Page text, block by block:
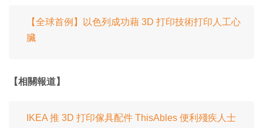
【全球首例】以色列成功藉 3D 打印技術打印人工心
臟
【相關報道】
IKEA 推 3D 打印傢具配件 ThisAbles 便利殘疾人士